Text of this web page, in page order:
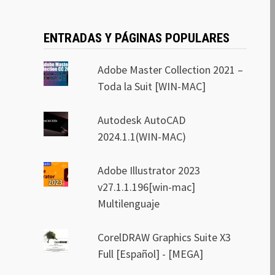
ENTRADAS Y PÁGINAS POPULARES
Adobe Master Collection 2021 –
Toda la Suit [WIN-MAC]
Autodesk AutoCAD
2024.1.1(WIN-MAC)
Adobe Illustrator 2023
v27.1.1.196[win-mac]
Multilenguaje
CorelDRAW Graphics Suite X3
Full [Español] - [MEGA]